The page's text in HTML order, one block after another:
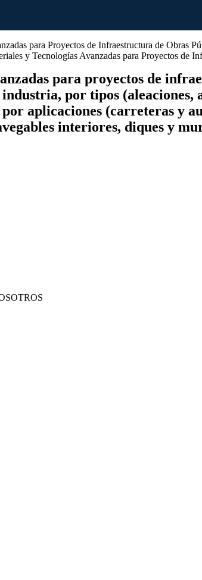
y Tecnologías Avanzadas para Proyectos de
para proyectos de
por tipos
aplicaciones (carreteras y
interiores, diques y